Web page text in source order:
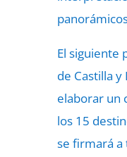
El siguiente
de Castilla
elaborar un
los 15
se firmará a